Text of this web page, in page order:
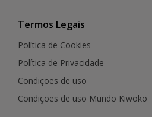
Termos Legais
Política de Cookies
Política de Privacidade
Condições de uso
Condições de uso Mundo Kiwoko